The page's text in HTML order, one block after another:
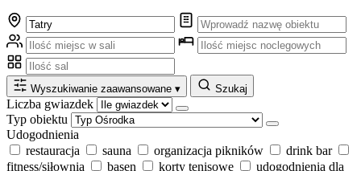
Wyszukiwanie zaawansowane ▾ Szukaj
Liczba gwiazdek
Typ obiektu
Udogodnienia
restauracja
sauna organizacja pikników
drink bar
fitness/siłownia
basen korty tenisowe
udogodnienia dla